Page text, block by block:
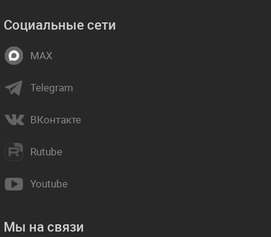
Социальные сети
MAX
Telegram
ВКонтакте
Rutube
Youtube
Мы на связи